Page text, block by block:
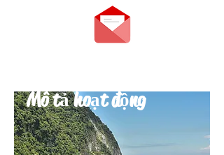
​Mô tả hoạt động